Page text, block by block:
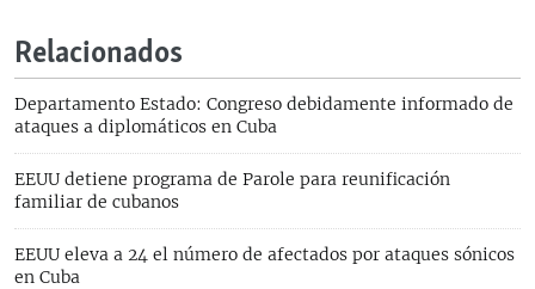
Relacionados
Departamento Estado: Congreso debidamente informado de
ataques a diplomáticos en Cuba
EEUU detiene programa de Parole para reunificación
familiar de cubanos
EEUU eleva a 24 el número de afectados por ataques sónicos
en Cuba